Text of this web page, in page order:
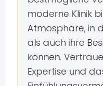
moderne Klinik
Atmosphäre, in
als auch ihre
können.
Expertise und